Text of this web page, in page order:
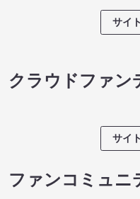
サイ
クラウドファン
サイ
ファンコミュニ